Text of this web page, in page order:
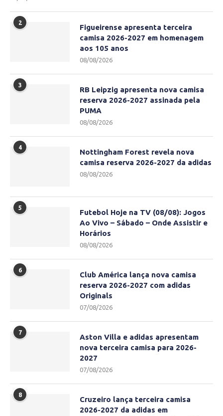
2
Figueirense apresenta terceira
camisa 2026-2027 em homenagem
aos 105 anos
08/08/2026
3
RB Leipzig apresenta nova camisa
reserva 2026-2027 assinada pela
PUMA
08/08/2026
4
Nottingham Forest revela nova
camisa reserva 2026-2027 da adidas
08/08/2026
5
Futebol Hoje na TV (08/08): Jogos
Ao Vivo – Sábado – Onde Assistir e
Horários
08/08/2026
6
Club América lança nova camisa
reserva 2026-2027 com adidas
Originals
07/08/2026
7
Aston Villa e adidas apresentam
nova terceira camisa para 2026-
2027
07/08/2026
8
Cruzeiro lança terceira camisa
2026-2027 da adidas em